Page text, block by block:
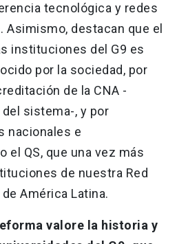
tecnológica y redes
Asimismo, destacan que el
instituciones del G9 es
por la sociedad, por
de la CNA -
sistema-, y por
nacionales e
el QS, que una vez más
de nuestra Red
América Latina.
valore la historia y